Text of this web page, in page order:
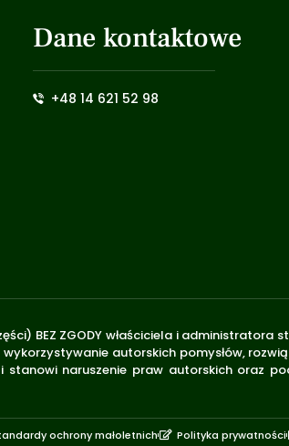
Dane kontaktowe
+48 14 621 52 98
BEZ ZGODY właściciela i
wykorzystywanie autorskich pomysłów,
naruszenie praw autorskich oraz
ochrony małoletnich Polityka prywatności